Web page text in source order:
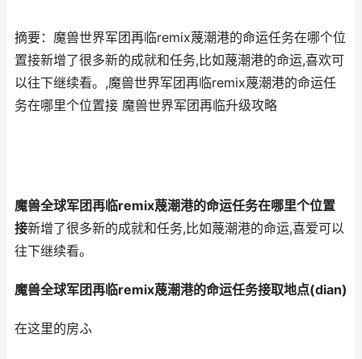
摘要：魔兽世界军团再临remix蔑潮港的命运任务在哪个位
置接新增了很多新的成就和任务,比如蔑潮港的命运,喜欢可
以往下继续看。,魔兽世界军团再临remix蔑潮港的命运任
务在哪里个位置接 魔兽世界军团再临升级攻略
魔兽全球军团再临remix蔑潮港的命运任务在哪里个位置
接新增了很多新的成就和任务,比如蔑潮港的命运,喜爱可以
往下继续看。
魔兽全球军团再临remix蔑潮港的命运任务接取地点(dian)
在这里的房ふ